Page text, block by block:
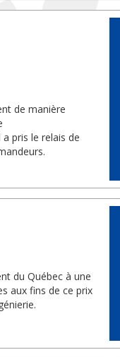
de manière
pris le relais de
du Québec à une
aux fins de ce prix